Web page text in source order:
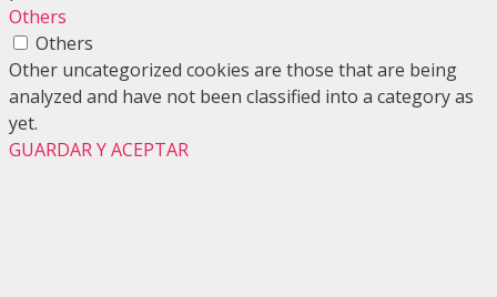
Others
Others
Other uncategorized cookies are those that are being
analyzed and have not been classified into a category as
yet.
GUARDAR Y ACEPTAR